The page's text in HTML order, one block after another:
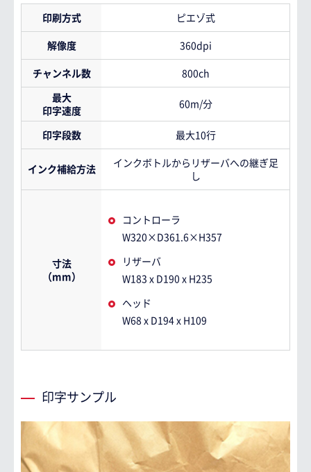
印刷方式
ピエゾ式
解像度
360dpi
チャンネル数
800ch
最大
印字速度
60m/分
印字段数 最大10行
インク補給方法
インクボトルからリザーバへの継ぎ足
し
寸法
（mm）
コントローラ
W320×D361.6×H357
リザーバ
W183 x D190 x H235
ヘッド
W68 x D194 x H109
印字サンプル